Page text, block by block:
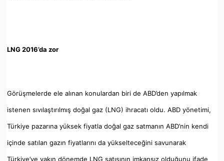
LNG 2016’da zor
Görüşmelerde ele alınan konulardan biri de ABD’den yapılmak
istenen sıvılaştırılmış doğal gaz (LNG) ihracatı oldu. ABD yönetimi,
Türkiye pazarına yüksek fiyatla doğal gaz satmanın ABD’nin kendi
içinde satılan gazın fiyatlarını da yükselteceğini savunarak
Türkiye’ye yakın dönemde LNG satışının imkansız olduğunu ifade